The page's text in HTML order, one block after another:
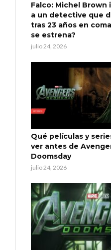
Falco: Michel
a un detective que
tras 23 años en
se estrena?
julio 24, 2026
Qué películas y
ver antes de
Doomsday
julio 24, 2026